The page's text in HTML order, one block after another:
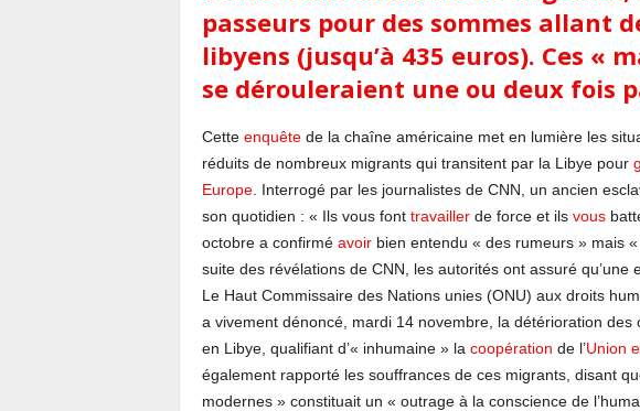
passeurs pour des sommes allant
libyens (jusqu’à 435 euros). Ces «
se dérouleraient une ou deux fois
Cette enquêtede la chaîne américaine met en lumière les
réduits de nombreux migrants qui transitent par la Libye pour
Europe. Interrogé par les journalistes de CNN, un ancien
son quotidien : « Ils vous font travaillerde force et ils vous
octobre a confirmé avoirbien entendu « des rumeurs » mais
suite des révélations de CNN, les autorités ont assuré qu’une
Le Haut Commissaire des Nations unies (ONU) aux droits
a vivement dénoncé, mardi 14 novembre, la détérioration
en Libye, qualifiant d’« inhumaine » la coopération de l’Union
également rapporté les souffrances de ces migrants, disant
modernes » constituait un « outrage à la conscience de